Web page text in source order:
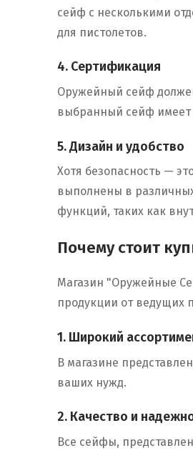
сейф с несколькими
для пистолетов.
4. Сертификация
Оружейный сейф
выбранный сейф имеет
5. Дизайн и удобство
Хотя безопасность —
выполнены в
функций, таких как
Почему стоит
Магазин "Оружейные
продукции от ведущих
1. Широкий
В магазине
ваших нужд.
2. Качество и
Все сейфы,